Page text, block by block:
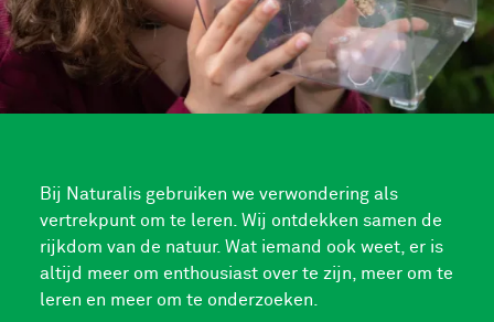
Bij Naturalis gebruiken we verwondering als
vertrekpunt om te leren. Wij ontdekken samen de
rijkdom van de natuur. Wat iemand ook weet, er is
altijd meer om enthousiast over te zijn, meer om te
leren en meer om te onderzoeken.